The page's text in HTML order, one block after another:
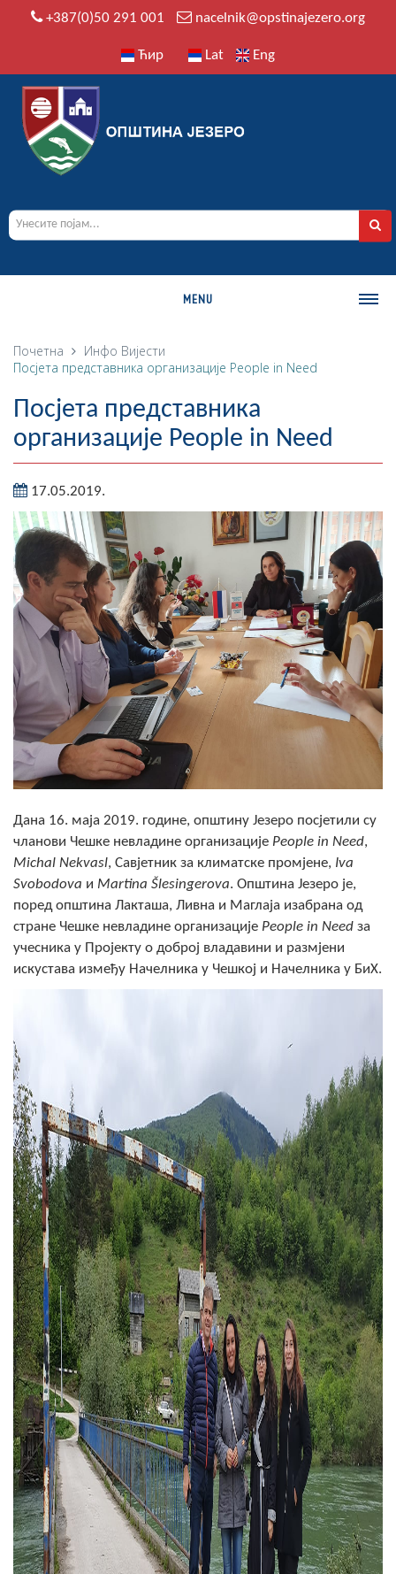
+387(0)50 291 001 nacelnik@opstinajezero.org
Ћир Lat Eng
MENU
О ОПШТИНИ
Историја
Географија
Насељена мјеста
Занимљивости
Фотогалерија
НАЧЕЛНИК
О Начелнику
Замјеник начелника
Извјештај о раду начелника
СКУПШТИНА
Статут Општине
Скупштинско вијеће општине језеро
Састав Скупштине
Службени Гласници
ОПШТИНСКА УПРАВА
ИНФО
Јавни позиви
Обавјештења
Заштита од пожара
COVID 19
Геоистраживања
ФИНАНСИЈЕ
ПРИВРЕДА
Пољопривреда
Туризам
Спорт
ЦИВИЛНА ЗАШТИТА
КОНТАКТ
Почетна Инфо Вијести
Посјета представника организације People in Need
Посјета представника
организације People in Need
17.05.2019.
Дана 16. маја 2019. године, општину Језеро посјетили су
чланови Чешке невладине организације People in Need,
Michal Nekvasl, Савјетник за климатске промјене, Iva
Svobodova и Martina Šlesingerova. Општина Језеро је,
поред општина Лакташа, Ливна и Маглаја изабрана од
стране Чешке невладине организације People in Need за
учесника у Пројекту о доброј владавини и размјени
искустава између Начелника у Чешкој и Начелника у БиХ.